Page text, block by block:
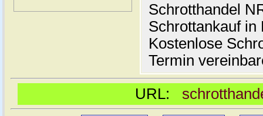
Schrotthandel
Schrottankauf in
Kostenlose
Termin
URL: